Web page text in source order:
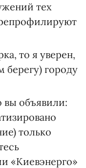
тех
то я уверен,
берегу) городу
вы объявили:
только
«Киевэнерго»